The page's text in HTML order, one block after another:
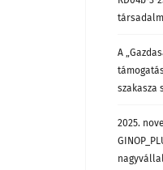
A
szakasza
2025.